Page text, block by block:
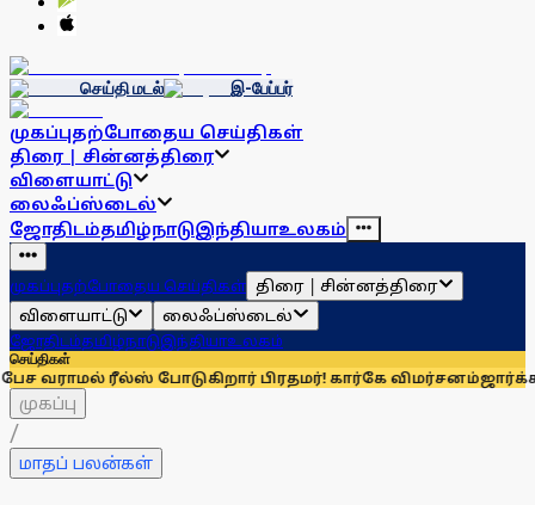
செய்தி மடல் இ-பேப்பர்
முகப்புதற்போதைய செய்திகள்
திரை | சின்னத்திரை
விளையாட்டு
லைஃப்ஸ்டைல்
ஜோதிடம்தமிழ்நாடுஇந்தியாஉலகம்
முகப்புதற்போதைய செய்திகள் திரை | சின்னத்திரை
விளையாட்டு
லைஃப்ஸ்டைல்
ஜோதிடம்தமிழ்நாடுஇந்தியாஉலகம்
செய்திகள்
போடுகிறார் பிரதமர்! கார்கே விமர்சனம்ஜார்க்கண்ட்டில்
முகப்பு
/
மாதப் பலன்கள்